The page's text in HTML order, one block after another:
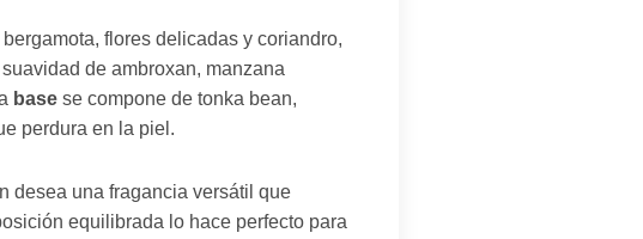
bergamota, flores delicadas y coriandro,
de ambroxan, manzana
base se compone de tonka bean,
perdura en la piel.
desea una fragancia versátil que
equilibrada lo hace perfecto para